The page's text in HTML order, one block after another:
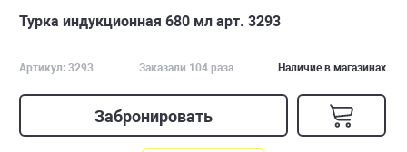
Турка индукционная 680 мл арт. 3293
Артикул: 3293 Заказали 104 раза Наличие в магазинах
Забронировать